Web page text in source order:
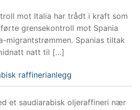
mot Italia har trådt i kraft som
grensekontroll mot Spania
migrantstrømmen. Spanias tiltak
natt til […]
raffinerianlegg
et saudiarabisk oljeraffineri nær